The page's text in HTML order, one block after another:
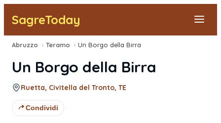
SagreToday
Segnala una sagra
Vicino a Me
Abruzzo › Teramo › Un Borgo della Birra
Un Borgo della Birra
Ruetta, Civitella del Tronto, TE
Condividi